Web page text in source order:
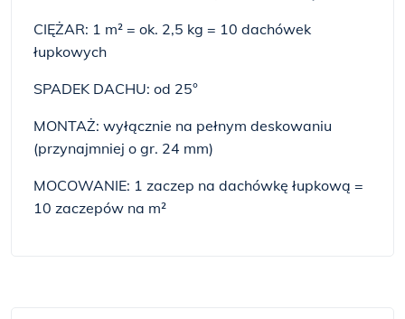
CIĘŻAR: 1 m² = ok. 2,5 kg = 10 dachówek
łupkowych
SPADEK DACHU: od 25°
MONTAŻ: wyłącznie na pełnym deskowaniu
(przynajmniej o gr. 24 mm)
MOCOWANIE: 1 zaczep na dachówkę łupkową =
10 zaczepów na m²